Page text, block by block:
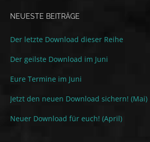
NEUESTE BEITRÄGE
Der letzte Download dieser Reihe
Der geilste Download im Juni
Eure Termine im Juni
Jetzt den neuen Download sichern! (Mai)
Neuer Download für euch! (April)